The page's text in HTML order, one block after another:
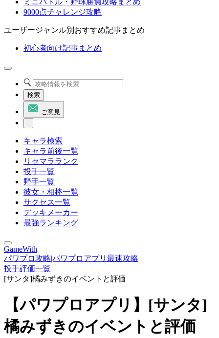
ミニバトル・野球勝負攻略まとめ
9000点チャレンジ攻略
ユーザージャンル別おすすめ記事まとめ
初心者向け記事まとめ
検索
ご意見
キャラ検索
キャラ前後一覧
リセマラランク
投手一覧
野手一覧
彼女・相棒一覧
サクセス一覧
デッキメーカー
最強ランキング
GameWith
パワプロ攻略|パワプロアプリ最速攻略
投手評価一覧
[サンタ]橘みずきのイベントと評価
【パワプロアプリ】[サンタ]
橘みずきのイベントと評価